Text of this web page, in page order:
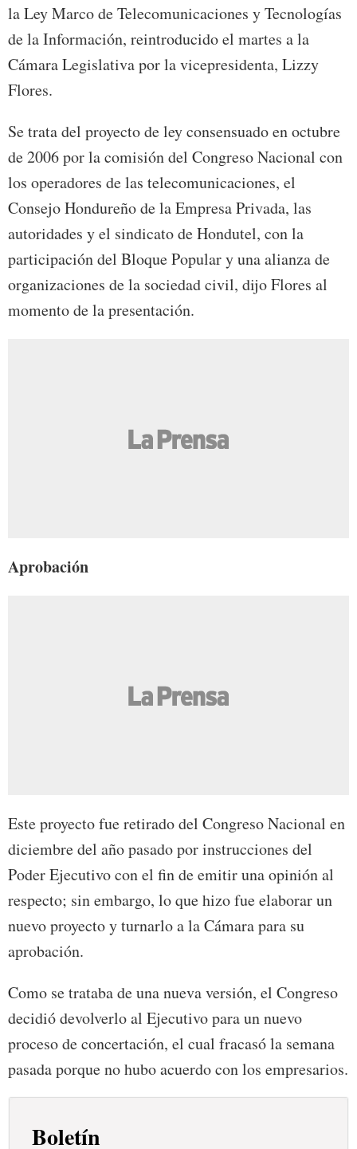
la Ley Marco de Telecomunicaciones y Tecnologías
de la Información, reintroducido el martes a la
Cámara Legislativa por la vicepresidenta, Lizzy
Flores.
Se trata del proyecto de ley consensuado en octubre
de 2006 por la comisión del Congreso Nacional con
los operadores de las telecomunicaciones, el
Consejo Hondureño de la Empresa Privada, las
autoridades y el sindicato de Hondutel, con la
participación del Bloque Popular y una alianza de
organizaciones de la sociedad civil, dijo Flores al
momento de la presentación.
Aprobación
Este proyecto fue retirado del Congreso Nacional en
diciembre del año pasado por instrucciones del
Poder Ejecutivo con el fin de emitir una opinión al
respecto; sin embargo, lo que hizo fue elaborar un
nuevo proyecto y turnarlo a la Cámara para su
aprobación.
Como se trataba de una nueva versión, el Congreso
decidió devolverlo al Ejecutivo para un nuevo
proceso de concertación, el cual fracasó la semana
pasada porque no hubo acuerdo con los empresarios.
Boletín